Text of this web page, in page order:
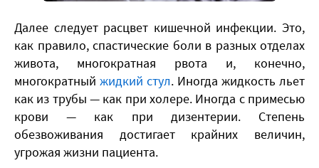
​Далее следует расцвет кишечной инфекции. Это,
как правило, спастические боли в разных отделах
живота, многократная рвота и, конечно,
многократный жидкий стул. Иногда жидкость льет
как из трубы — как при холере. Иногда с примесью
крови — как при дизентерии. Степень
обезвоживания достигает крайних величин,
угрожая жизни пациента.